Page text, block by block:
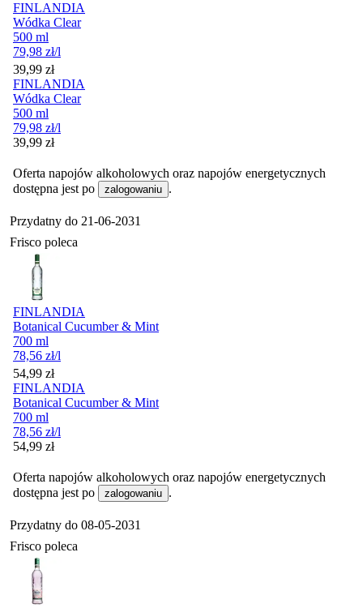
FINLANDIA
Wódka Clear
500 ml
79,98 zł/l
Cena
39,99 zł
FINLANDIA
Wódka Clear
500 ml
79,98 zł/l
Cena
39,99 zł
Oferta napojów alkoholowych oraz napojów energetycznych
dostępna jest po
zalogowaniu .
Przydatny do 21-06-2031
Frisco poleca
FINLANDIA
Botanical Cucumber & Mint
700 ml
78,56 zł/l
Cena
54,99 zł
FINLANDIA
Botanical Cucumber & Mint
700 ml
78,56 zł/l
Cena
54,99 zł
Oferta napojów alkoholowych oraz napojów energetycznych
dostępna jest po
zalogowaniu .
Przydatny do 08-05-2031
Frisco poleca